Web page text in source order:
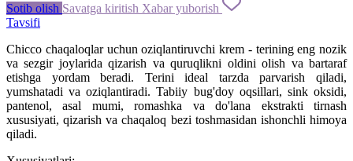
Sotib olish Savatga kiritish Xabar yuborish
Tavsifi
Chicco chaqaloqlar uchun oziqlantiruvchi krem ​​- terining eng nozik
va sezgir joylarida qizarish va quruqlikni oldini olish va bartaraf
etishga yordam beradi. Terini ideal tarzda parvarish qiladi,
yumshatadi va oziqlantiradi. Tabiiy bug'doy oqsillari, sink oksidi,
pantenol, asal mumi, romashka va do'lana ekstrakti tirnash
xususiyati, qizarish va chaqaloq bezi toshmasidan ishonchli himoya
qiladi.